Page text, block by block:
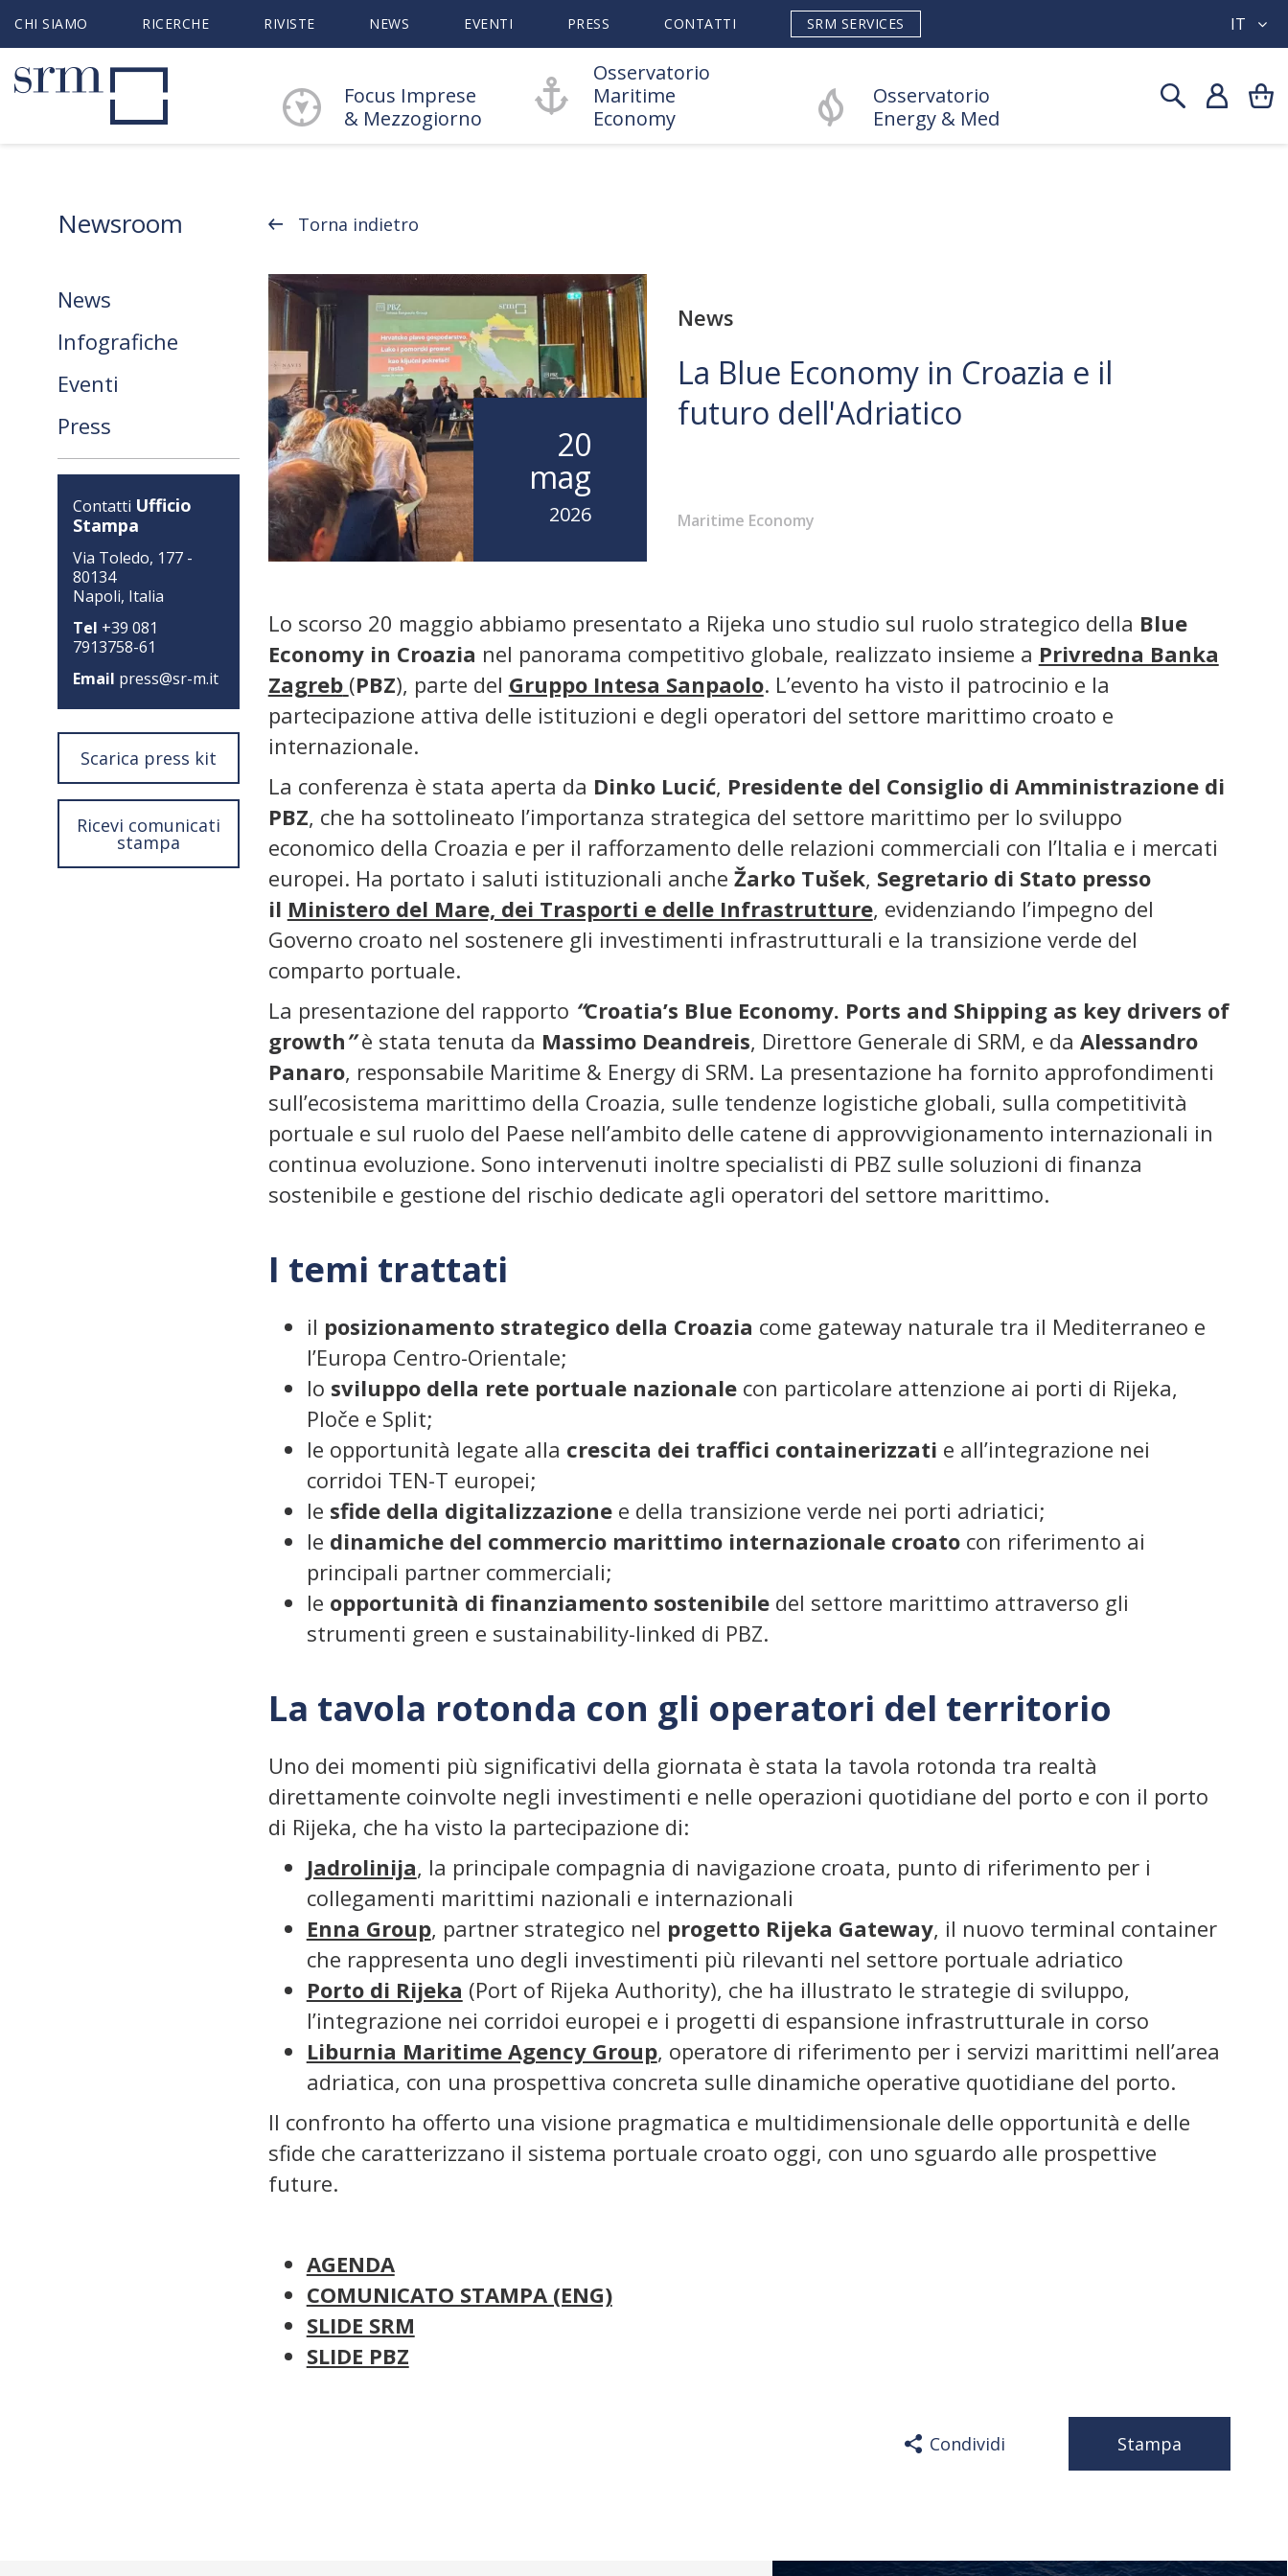
CHI SIAMO RICERCHE RIVISTE NEWS EVENTI PRESS CONTATTI SRM SERVICES IT
Focus Imprese
& Mezzogiorno
Osservatorio
Maritime
Economy
Osservatorio
Energy & Med
Newsroom
News
Infografiche
Eventi
Press
Contatti Ufficio
Stampa
Via Toledo, 177 -
80134
Napoli, Italia
Tel +39 081
7913758-61
Email press@sr-m.it
Scarica press kit
Ricevi comunicati
stampa
Torna indietro
20
mag
2026
News
La Blue Economy in Croazia e il
futuro dell'Adriatico
Maritime Economy
Lo scorso 20 maggio abbiamo presentato a Rijeka uno studio sul ruolo strategico della Blue
Economy in Croazia nel panorama competitivo globale, realizzato insieme a Privredna Banka
Zagreb (PBZ), parte del Gruppo Intesa Sanpaolo. L’evento ha visto il patrocinio e la
partecipazione attiva delle istituzioni e degli operatori del settore marittimo croato e
internazionale.
La conferenza è stata aperta da Dinko Lucić, Presidente del Consiglio di Amministrazione di
PBZ, che ha sottolineato l’importanza strategica del settore marittimo per lo sviluppo
economico della Croazia e per il rafforzamento delle relazioni commerciali con l’Italia e i mercati
europei. Ha portato i saluti istituzionali anche Žarko Tušek, Segretario di Stato presso
il Ministero del Mare, dei Trasporti e delle Infrastrutture, evidenziando l’impegno del
Governo croato nel sostenere gli investimenti infrastrutturali e la transizione verde del
comparto portuale.
La presentazione del rapporto “Croatia’s Blue Economy. Ports and Shipping as key drivers of
growth”è stata tenuta da Massimo Deandreis, Direttore Generale di SRM, e da Alessandro
Panaro, responsabile Maritime & Energy di SRM. La presentazione ha fornito approfondimenti
sull’ecosistema marittimo della Croazia, sulle tendenze logistiche globali, sulla competitività
portuale e sul ruolo del Paese nell’ambito delle catene di approvvigionamento internazionali in
continua evoluzione. Sono intervenuti inoltre specialisti di PBZ sulle soluzioni di finanza
sostenibile e gestione del rischio dedicate agli operatori del settore marittimo.
I temi trattati
il posizionamento strategico della Croazia come gateway naturale tra il Mediterraneo e
l’Europa Centro-Orientale;
lo sviluppo della rete portuale nazionalecon particolare attenzione ai porti di Rijeka,
Ploče e Split;
le opportunità legate alla crescita dei traffici containerizzati e all’integrazione nei
corridoi TEN-T europei;
le sfide della digitalizzazionee della transizione verde nei porti adriatici;
le dinamiche del commercio marittimo internazionale croatocon riferimento ai
principali partner commerciali;
le opportunità di finanziamento sostenibiledel settore marittimo attraverso gli
strumenti green e sustainability-linked di PBZ.
La tavola rotonda con gli operatori del territorio
Uno dei momenti più significativi della giornata è stata la tavola rotonda tra realtà
direttamente coinvolte negli investimenti e nelle operazioni quotidiane del porto e con il porto
di Rijeka, che ha visto la partecipazione di:
Jadrolinija, la principale compagnia di navigazione croata, punto di riferimento per i
collegamenti marittimi nazionali e internazionali
Enna Group, partner strategico nel progetto Rijeka Gateway, il nuovo terminal container
che rappresenta uno degli investimenti più rilevanti nel settore portuale adriatico
Porto di Rijeka (Port of Rijeka Authority), che ha illustrato le strategie di sviluppo,
l’integrazione nei corridoi europei e i progetti di espansione infrastrutturale in corso
Liburnia Maritime Agency Group, operatore di riferimento per i servizi marittimi nell’area
adriatica, con una prospettiva concreta sulle dinamiche operative quotidiane del porto.
Il confronto ha offerto una visione pragmatica e multidimensionale delle opportunità e delle
sfide che caratterizzano il sistema portuale croato oggi, con uno sguardo alle prospettive
future.
AGENDA
COMUNICATO STAMPA (ENG)
SLIDE SRM
SLIDE PBZ
Condividi Stampa